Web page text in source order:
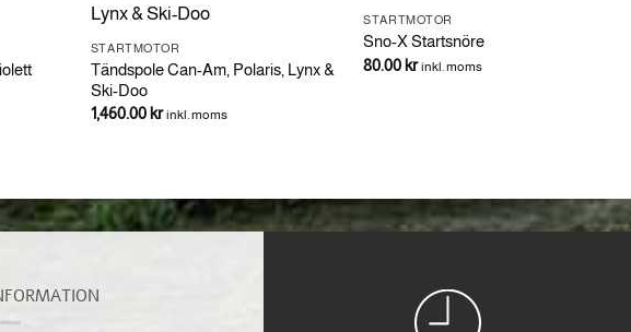
STARTMOTOR
Tändspole Can-Am, Polaris, Lynx &
Ski-Doo
1,460.00 kr inkl. moms
STARTMOTOR
Sno-X Startsnöre
80.00 kr inkl. moms